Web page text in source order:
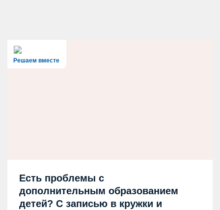
Решаем вместе
Есть проблемы с
дополнительным образованием
детей? С записью в кружки и